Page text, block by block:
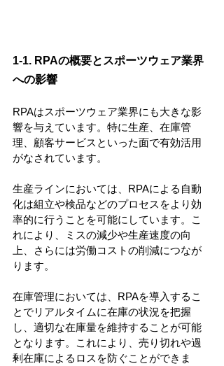
1-1. RPAの概要とスポーツウェア業界
への影響
RPAはスポーツウェア業界にも大きな影
響を与えています。特に生産、在庫管
理、顧客サービスといった面で有効活用
がなされています。
生産ラインにおいては、RPAによる自動
化は組立や検品などのプロセスをより効
率的に行うことを可能にしています。こ
れにより、ミスの減少や生産速度の向
上、さらには労働コストの削減につなが
ります。
在庫管理においては、RPAを導入するこ
とでリアルタイムに在庫の状況を把握
し、適切な在庫量を維持することが可能
となります。これにより、売り切れや過
剰在庫によるロスを防ぐことができま